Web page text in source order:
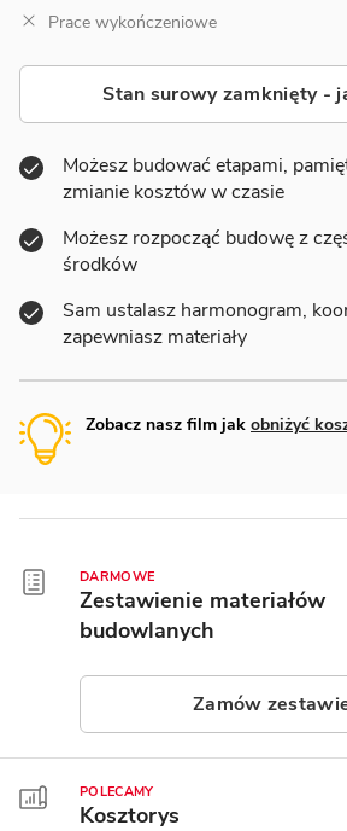
Prace wykończeniowe
Stan surowy zamknięty -
Możesz budować etapami,
zmianie kosztów w czasie
Możesz rozpocząć budowę z
środków
Sam ustalasz harmonogram,
zapewniasz materiały
Zobacz nasz film jak obniżyć
DARMOWE
Zestawienie materiałów
budowlanych
Zamów
POLECAMY
Kosztorys